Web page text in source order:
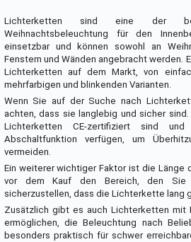
Lichterketten sind eine der
Weihnachtsbeleuchtung für den
einsetzbar und können sowohl an
Fenstern und Wänden angebracht werden.
Lichterketten auf dem Markt, von
mehrfarbigen und blinkenden Varianten.
Wenn Sie auf der Suche nach
achten, dass sie langlebig und sicher
Lichterketten CE-zertifiziert sind
Abschaltfunktion verfügen, um
vermeiden.
Ein weiterer wichtiger Faktor ist die Länge
vor dem Kauf den Bereich, den Sie
sicherzustellen, dass die Lichterkette lang
Zusätzlich gibt es auch Lichterketten mit
ermöglichen, die Beleuchtung nach
besonders praktisch für schwer